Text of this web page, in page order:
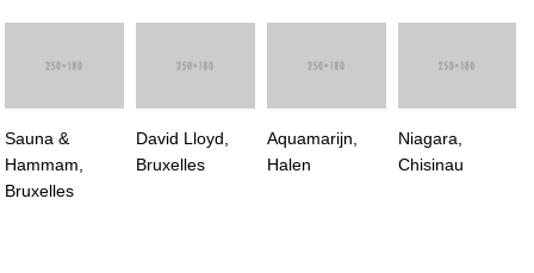
Sauna &
Hammam,
Bruxelles
David Lloyd,
Bruxelles
Aquamarijn,
Halen
Niagara,
Chisinau